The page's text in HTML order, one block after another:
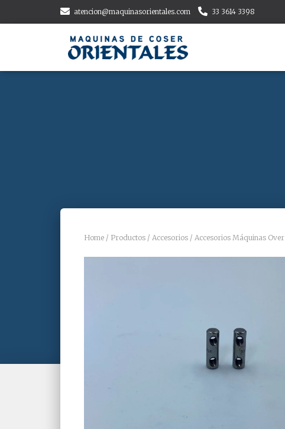
atencion@maquinasorientales.com 33 3614 3398
Home / Productos / Accesorios / Accesorios Máquinas Over